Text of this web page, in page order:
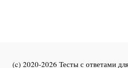
(c) 2020-2026 Тесты с ответами